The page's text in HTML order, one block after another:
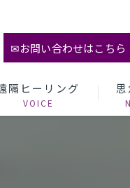
✉お問い合わせはこちら
隔ヒーリング